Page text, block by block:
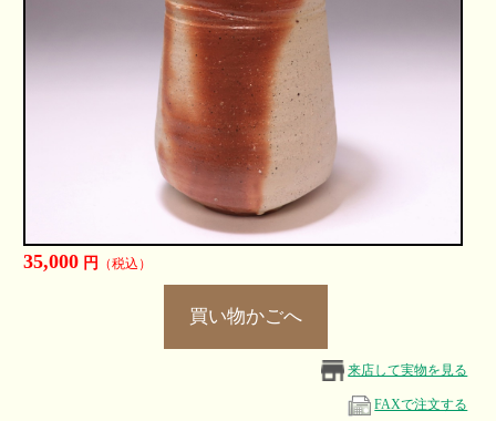
35,000 円 （税込）
来店して実物を見る
FAXで注文する